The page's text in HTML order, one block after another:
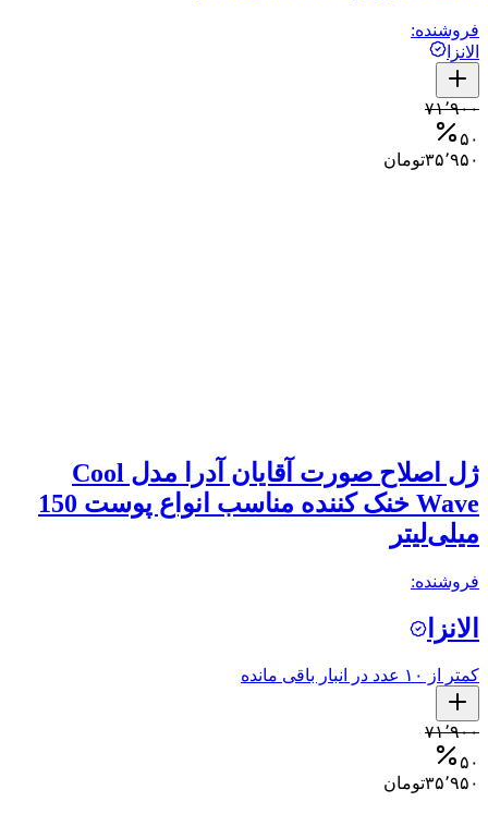
فروشنده:
الانزا
۷۱٬۹۰۰
۵۰
۳۵٬۹۵۰تومان
ژل اصلاح صورت آقایان آدرا مدل Cool
Wave خنک کننده مناسب انواع پوست 150
میلی‌لیتر
فروشنده:
الانزا
کمتر از ۱۰ عدد در انبار باقی مانده
۷۱٬۹۰۰
۵۰
۳۵٬۹۵۰تومان